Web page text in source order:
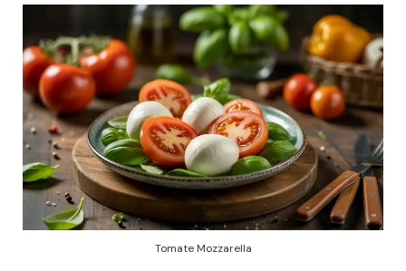
Tomate Mozzarella